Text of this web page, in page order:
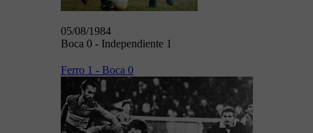
05/08/1984
Boca 0 - Independiente 1
Ferro 1 - Boca 0